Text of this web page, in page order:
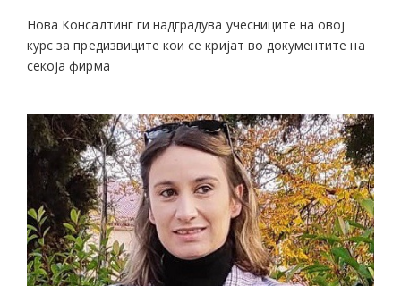
Нова Консалтинг ги надградува учесниците на овој
курс за предизвиците кои се кријат во документите на
секоја фирма